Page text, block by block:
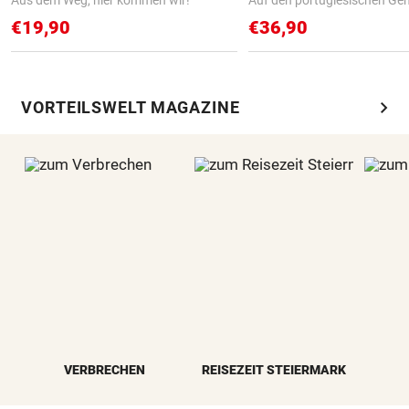
€19,90 €36,90
VORTEILSWELT MAGAZINE chevron_right
VERBRECHEN REISEZEIT STEIERMARK